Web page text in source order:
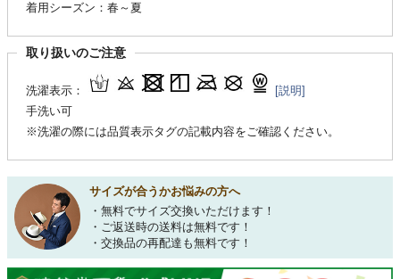
着用シーズン：春～夏
取り扱いのご注意
洗濯表示：
[説明]
手洗い可
※洗濯の際には品質表示タグの記載内容をご確認ください。
サイズが合うかお悩みの方へ
・無料でサイズ交換いただけます！
・ご返送時の送料は無料です！
・交換品の再配達も無料です！